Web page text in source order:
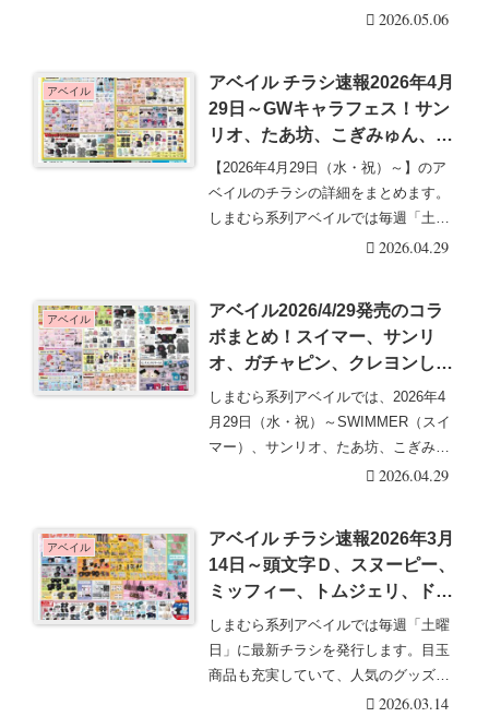
コ、バッグ、ポ・・・続きを読む
2026.05.06
アベイル
アベイル チラシ速報2026年4月
29日～GWキャラフェス！サン
リオ、たあ坊、こぎみゅん、日
焼けキティのグッズも新発売！
ガチャピン、ムック、トムとジ
ェリー、スイマー、センチメン
タルサーカス、ミッフィーのコ
【2026年4月29日（水・祝）～】のア
ベイルのチラシの詳細をまとめます。
しまむら系列アベイルでは毎週「土曜
日」に最新チ・・・続きを読む2026.04.29
アベイル
アベイル2026/4/29発売のコラ
ボまとめ！スイマー、サンリ
オ、ガチャピン、クレヨンしん
ちゃん、モンチッチ、トムジェ
リ、ミッフィー、リトルマーメ
イド、スターウォーズ、センチ
メンタルサーカス、デキ猫も♡
しまむら系列アベイルでは、2026年4
月29日（水・祝）～SWIMMER（スイ
マー）、サンリオ、たあ坊、こぎみゅ
ん、ガチ・・・続きを読む2026.04.29
アベイル
アベイル チラシ速報2026年3月
14日～頭文字Ｄ、スヌーピー、
ミッフィー、トムジェリ、ドラ
えもん、うるせぇトリ、スポン
ジボブ、グレムリン、ベティち
ゃんの春アイテムが新発売！転
スラのハッピーバッグ、サンリ
しまむら系列アベイルでは毎週「土曜
日」に最新チラシを発行します。目玉
商品も充実していて、人気のグッズは
発売後即売り切れに・・・続きを読む
2026.03.14